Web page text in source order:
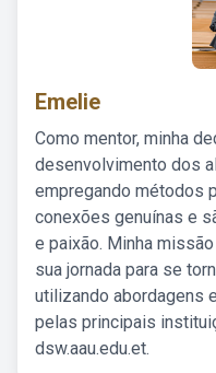
Emelie
Como mentor, minha
desenvolvimento dos
empregando métodos
conexões genuínas e
e paixão. Minha
sua jornada para se
utilizando abordagens
pelas principais
dsw.aau.edu.et.